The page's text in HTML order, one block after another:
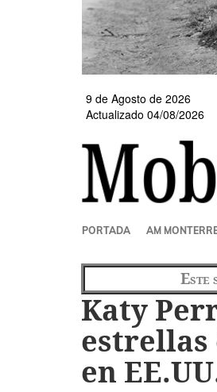
9 de Agosto de 2026
Actualizado 04/08/2026
PORTADA AM
Este
Katy
estrellas
en